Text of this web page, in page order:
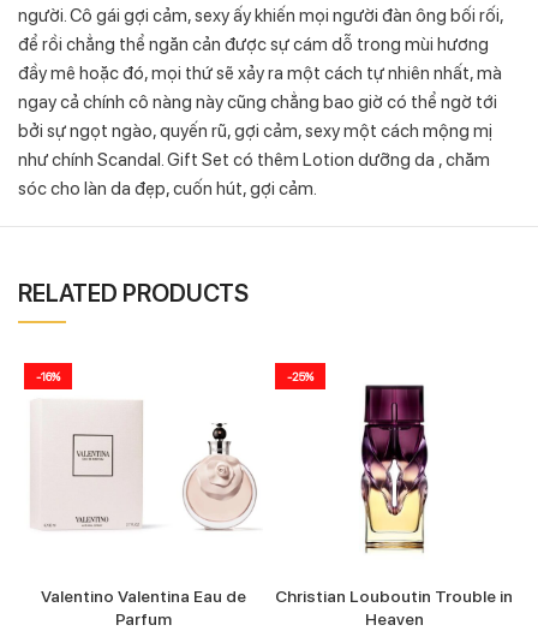
người. Cô gái gợi cảm, sexy ấy khiến mọi người đàn ông bối rối,
để rồi chẳng thể ngăn cản được sự cám dỗ trong mùi hương
đầy mê hoặc đó, mọi thứ sẽ xảy ra một cách tự nhiên nhất, mà
ngay cả chính cô nàng này cũng chẳng bao giờ có thể ngờ tới
bởi sự ngọt ngào, quyến rũ, gợi cảm, sexy một cách mộng mị
như chính Scandal. Gift Set có thêm Lotion dưỡng da , chăm
sóc cho làn da đẹp, cuốn hút, gợi cảm.
RELATED PRODUCTS
-16%
Valentino Valentina Eau de
Parfum
-25%
Christian Louboutin Trouble in
Heaven